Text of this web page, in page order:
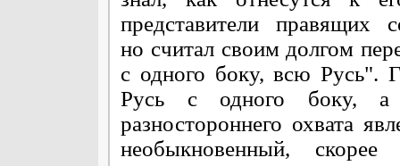
представители правящих
но считал своим долгом
с одного боку, всю Русь".
Русь с одного боку, а
разностороннего охвата
необыкновенный,